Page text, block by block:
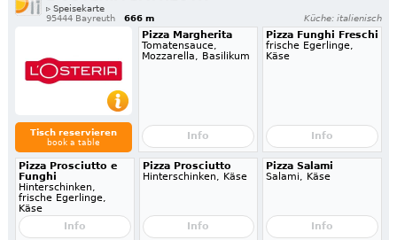
▹ Speisekarte
95444 Bayreuth
666 m Küche: italienisch
Tisch reservieren
book a table
Pizza Margherita
Tomatensauce,
Mozzarella, Basilikum
Info
Pizza Funghi Freschi
frische Egerlinge,
Käse
Info
Pizza Prosciutto e
Funghi
Hinterschinken,
frische Egerlinge,
Käse
Info
Pizza Prosciutto
Hinterschinken, Käse
Info
Pizza Salami
Salami, Käse
Info